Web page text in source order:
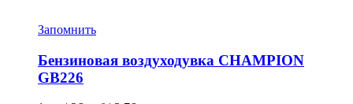
Запомнить
Бензиновая воздуходувка CHAMPION
GB226